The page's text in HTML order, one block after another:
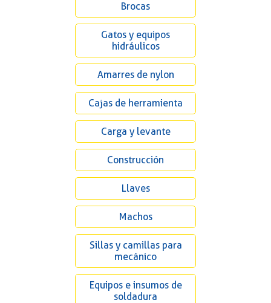
Brocas
Gatos y equipos
hidráulicos
Amarres de nylon
Cajas de herramienta
Carga y levante
Construcción
Llaves
Machos
Sillas y camillas para
mecánico
Equipos e insumos de
soldadura